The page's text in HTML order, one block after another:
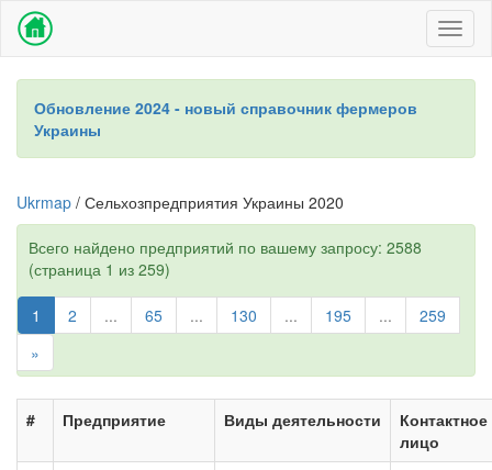
Обновление 2024 - новый справочник фермеров
Украины
Ukrmap / Сельхозпредприятия Украины 2020
Всего найдено предприятий по вашему запросу: 2588
(страница 1 из 259)
1 2 ... 65 ... 130 ... 195 ...
259
»
# Предприятие Виды деятельности
Контактное
лицо